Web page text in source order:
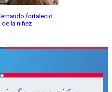
fortaleció
la niñez